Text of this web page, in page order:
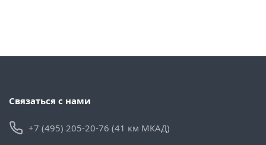
Связаться с нами
+7 (495) 205-20-76 (41 км МКАД)